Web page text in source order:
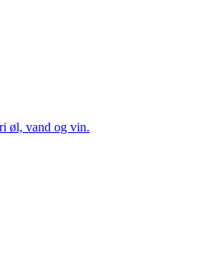
øl, vand og vin.